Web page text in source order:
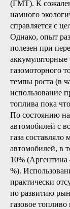
(ГМТ). К
намного
справляется с
Однако, опыт
полезен при
аккумуляторные
газомоторного
темпы роста (в
использование
топлива пока
По состоянию на
автомобилей с
газа составляло
автомобилей, в
10%
%).
практически
по развитию
газовое